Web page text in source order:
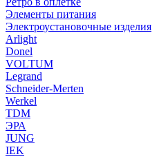
Элементы питания
Электроустановочные изделия
Arlight
Donel
VOLTUM
Legrand
Schneider-Merten
Werkel
TDM
ЭРА
JUNG
IEK